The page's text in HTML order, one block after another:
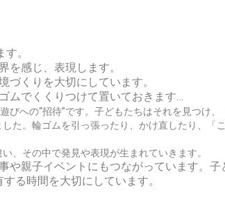
。
を感じ、表現します。
づくりを大切にしています。
ムでくくりつけて置いておきます…
びへの“招待”です。 子どもたちはそれを見つけ
た。輪ゴムを引っ張ったり、かけ直したり、「
、その中で発見や表現が生まれていきます。
や親子イベントにもつながっています。子
る時間を大切にしています。